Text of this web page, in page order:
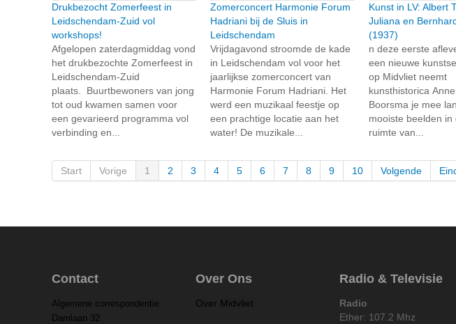
Drukbezocht Zomerfeest in
Leidschendam-Zuid vol
workshops!
Afgelopen zaterdagmiddag vond
het drukbezochte Zomerfeest in
Leidschendam-Zuid
plaats. Buurtbewoners van jong
tot oud kwamen samen voor
een gevarieerd programma vol
verbinding en...
Zomerconcert Harmonie Forum
Hadriani bij de Sluis in
Leidschendam
Vrijdagavond stroomde de kade
in Leidschendam vol voor het
jaarlijkse zomerconcert van
Harmonie Forum Hadriani. Het
werd een muzikaal feestje op
een prachtige locatie aan het
water! De muzikale...
Kunst in LV: Albert
Juliana en
(1937)
n deze eerste
een nieuwe
op Midvliet neemt
kunsthistorica
Boorsma je mee
mooiste beelden in
ruimte van...
Start Vorige 1 2 3 4 5 6 7 8 9 10 Volgende
Contact
Algemene correspondentie
Damlaan 32
Over Ons
Over Midvliet
Radio & Televisie
Radio
Ether: 107.2 Mhz